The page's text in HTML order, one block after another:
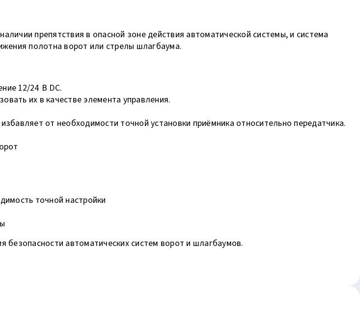
препятствия в опасной зоне действия автоматической системы, и система
полотна ворот или стрелы шлагбаума.
12/24 В DC.
их в качестве элемента управления.
от необходимости точной установки приёмника относительно передатчика.
точной настройки
автоматических систем ворот и шлагбаумов.